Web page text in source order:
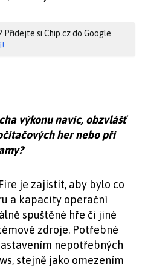
Přidejte si Chip.cz do Google
výkonu navíc, obzvlášť
her nebo při
je zajistit, aby bylo co
a kapacity operační
spuštěné hře či jiné
zdroje. Potřebné
nepotřebných
stejně jako omezením